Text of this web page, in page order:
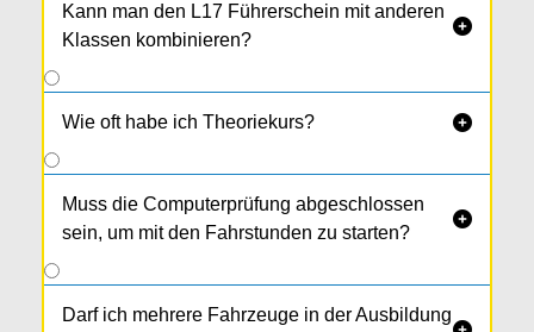
Kann man den L17 Führerschein mit anderen
Klassen kombinieren?

Eine sinnvolle Kombination zu L17 ist derA1 -
Führerschein und derF - Führerschein
Wie oft habe ich Theoriekurs? 
Muss die Computerprüfung abgeschlossen
sein, um mit den Fahrstunden zu starten?

Darf ich mehrere Fahrzeuge in der Ausbildung